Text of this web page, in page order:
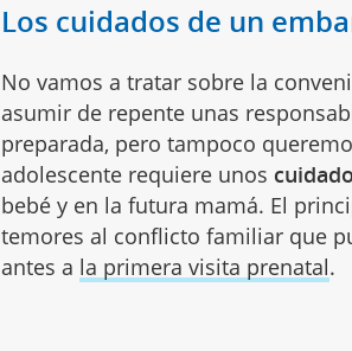
Los cuidados de un
No vamos a tratar sobre la
asumir de repente unas
preparada, pero tampoco
adolescente requiere unos
bebé y en la futura mamá. El
temores al conflicto familiar que
antes a la primera visita prenatal.